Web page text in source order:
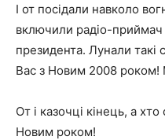
І от посідали навколо
включили радіо-приймач
президента. Лунали такі
Вас з Новим 2008 роком!
От і казочці кінець, а
Новим роком!